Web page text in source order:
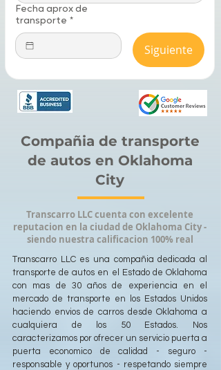
Fecha aprox de
transporte *
Siguiente
Compañia de transporte
de autos en Oklahoma
City
Transcarro LLC cuenta con excelente
reputacion en la ciudad de Oklahoma City -
siendo nuestra calificacion 100% real
Transcarro LLC es una compañia dedicada al
transporte de autos en el Estado de Oklahoma
con mas de 30 años de experiencia en el
mercado de transporte en los Estados Unidos
haciendo envios de carros desde Oklahoma a
cualquiera de los 50 Estados. Nos
caracterizamos por ofrecer un servicio puerta a
puerta economico de calidad - seguro -
responsable y oportunos - respetando siempre